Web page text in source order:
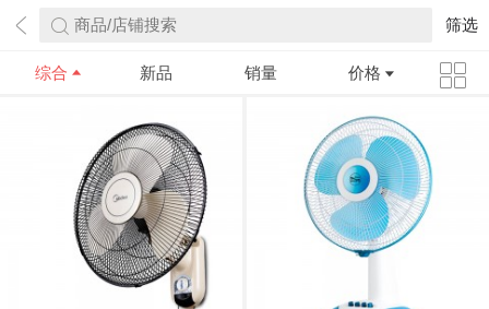
商品/店铺搜索 筛选
综合 新品 销量 价格